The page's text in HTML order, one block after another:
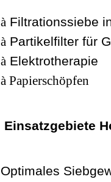
à Filtrationssiebe
à Partikelfilter für
à Elektrotherapie
à Papierschöpfen
Einsatzgebiete
Optimales